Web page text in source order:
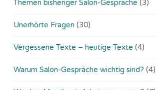
Themen bisheriger Salon-Gespräche (3)
Unerhörte Fragen (30)
Vergessene Texte – heutige Texte (4)
Warum Salon-Gespräche wichtig sind? (4)